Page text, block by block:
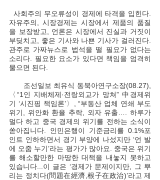
  사회주의 무오류성이 경제에 타격을 입힌다.
자유주의, 시장경제는 시장에서 제품의 품질
을 보장받고, 언론은 시장에서 진실과 거짓이
부딪치고, 좋은 기사와 나쁜 기사가 걸러진다.
관주로 가짜뉴스로 법석을 떨 필요가 없다는
소리다. 필요한 요소가 있다면 책임을 엄격히
물으면 된다.
〈“1인 지배체제·전랑외교가 망쳐” 中경제위
기 ‘시진핑 책임론’〉, “부동산 업체 연쇄 부도
위기, 위안화 환율 추락, 외자 유출…. 하루가
멀다 하고 중국 경제의 위기를 전하는 소식이
쏟아집니다. 인민은행이 기준금리를 0.1%포
인트 인하하면서 경기 부양에 나섰지만 ‘언 발
에 오줌 누기’라는 평가가 많아요. 중국은 위기
를 해소할만한 마땅한 대책을 내놓지 못하고
있습니다...이 글은 ‘경제가 문제이지만, 그 뿌
리는 정치다(問題在經濟,根子在政治)’라고 제